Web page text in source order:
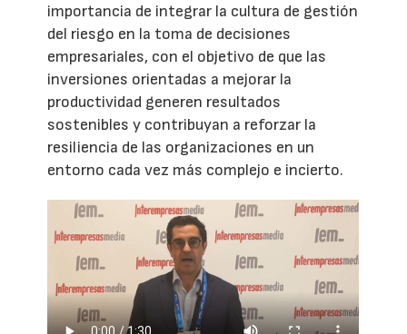
importancia de integrar la cultura de gestión
del riesgo en la toma de decisiones
empresariales, con el objetivo de que las
inversiones orientadas a mejorar la
productividad generen resultados
sostenibles y contribuyan a reforzar la
resiliencia de las organizaciones en un
entorno cada vez más complejo e incierto.